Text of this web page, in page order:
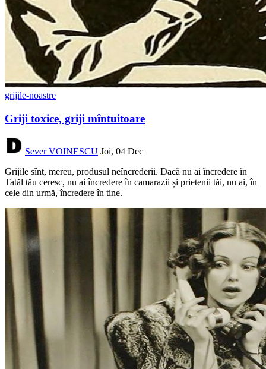
grijile-noastre
Griji toxice, griji mîntuitoare
Sever VOINESCU Joi, 04 Dec
Grijile sînt, mereu, produsul neîncrederii. Dacă nu ai încredere în
Tatăl tău ceresc, nu ai încredere în camarazii și prietenii tăi, nu ai, în
cele din urmă, încredere în tine.